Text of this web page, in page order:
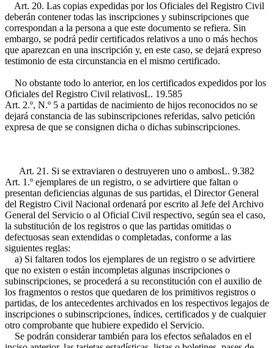
Art. 20. Las copias expedidas por los Oficiales del Registro Civil
deberán contener todas las inscripciones y subinscripciones que
correspondan a la persona a que este documento se refiera. Sin
embargo, se podrá pedir certificados relativos a uno o más hechos
que aparezcan en una inscripción y, en este caso, se dejará expreso
testimonio de esta circunstancia en el mismo certificado.
No obstante todo lo anterior, en los certificados expedidos por los
Oficiales del Registro Civil relativosL. 19.585
Art. 2.º, N.º 5 a partidas de nacimiento de hijos reconocidos no se
dejará constancia de las subinscripciones referidas, salvo petición
expresa de que se consignen dicha o dichas subinscripciones.
Art. 21. Si se extraviaren o destruyeren uno o ambosL. 9.382
Art. 1.º ejemplares de un registro, o se advirtiere que faltan o
presentan deficiencias algunas de sus partidas, el Director General
del Registro Civil Nacional ordenará por escrito al Jefe del Archivo
General del Servicio o al Oficial Civil respectivo, según sea el caso,
la substitución de los registros o que las partidas omitidas o
defectuosas sean extendidas o completadas, conforme a las
siguientes reglas:
a) Si faltaren todos los ejemplares de un registro o se advirtiere
que no existen o están incompletas algunas inscripciones o
subinscripciones, se procederá a su reconstitución con el auxilio de
los fragmentos o restos que quedaren de los primitivos registros o
partidas, de los antecedentes archivados en los respectivos legajos de
inscripciones o subinscripciones, índices, certificados y de cualquier
otro comprobante que hubiere expedido el Servicio.
Se podrán considerar también para los efectos señalados en el